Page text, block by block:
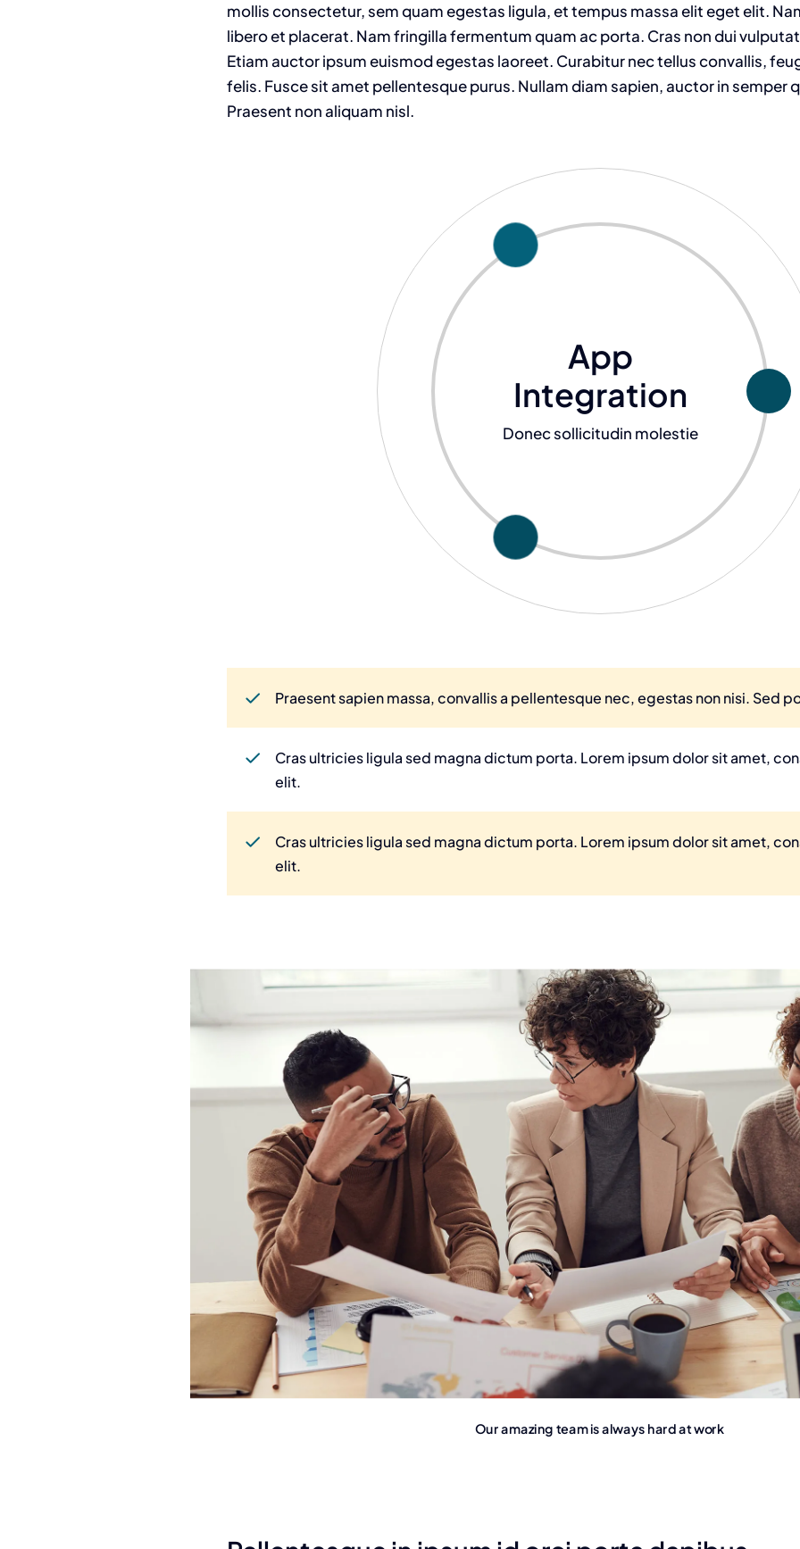
mollis consectetur, sem quam egestas ligula, et tempus massa elit eget elit.
libero et placerat. Nam fringilla fermentum quam ac porta. Cras non dui
Etiam auctor ipsum euismod egestas laoreet. Curabitur nec tellus convallis,
felis. Fusce sit amet pellentesque purus. Nullam diam sapien, auctor in semper
Praesent non aliquam nisl.
App
Integration
Donec sollicitudin molestie
Praesent sapien massa, convallis a pellentesque nec, egestas non nisi. Sed
Cras ultricies ligula sed magna dictum porta. Lorem ipsum dolor sit amet,
elit.
Cras ultricies ligula sed magna dictum porta. Lorem ipsum dolor sit amet,
elit.
Our amazing team is always hard at work